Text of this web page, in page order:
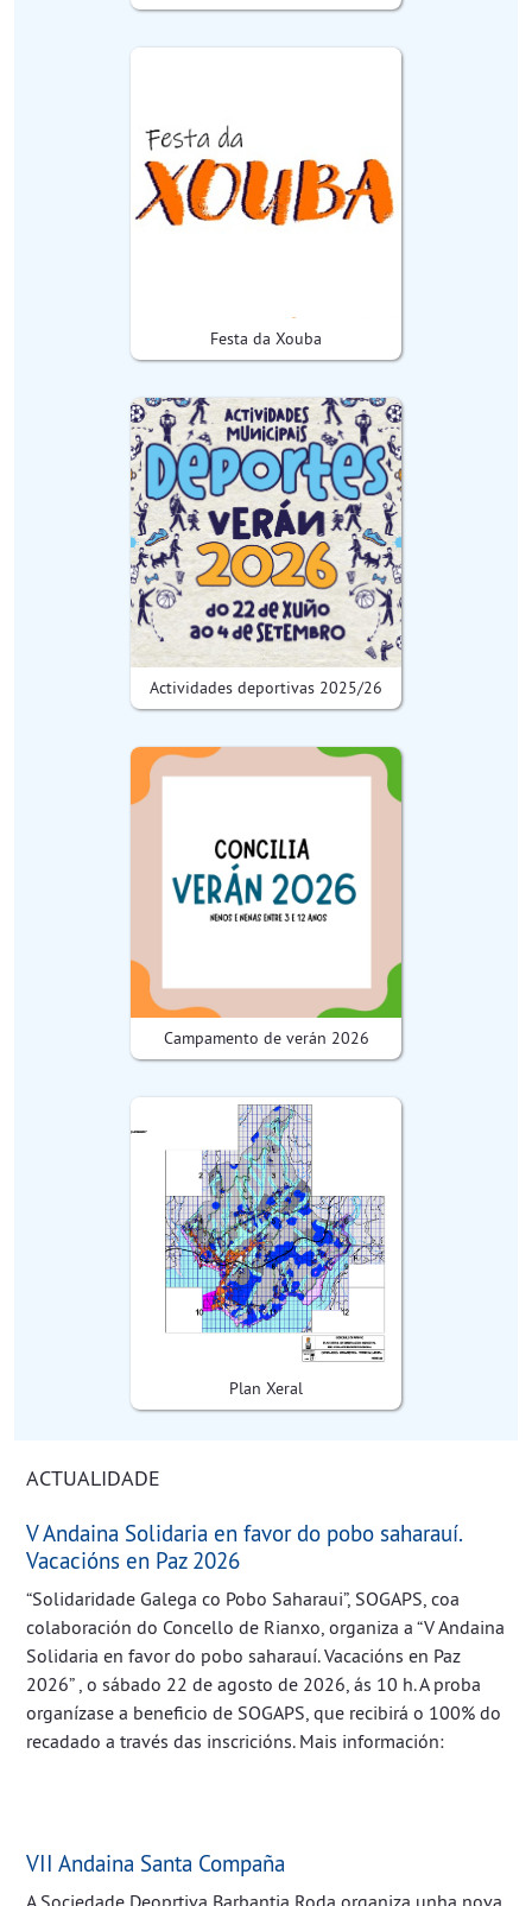
Festa da Xouba
Actividades deportivas 2025/26
Campamento de verán 2026
Plan Xeral
ACTUALIDADE
V Andaina Solidaria en favor do pobo saharauí.
Vacacións en Paz 2026
“Solidaridade Galega co Pobo Saharaui”, SOGAPS, coa
colaboración do Concello de Rianxo, organiza a “V Andaina
Solidaria en favor do pobo saharauí. Vacacións en Paz
2026” , o sábado 22 de agosto de 2026, ás 10 h. A proba
organízase a beneficio de SOGAPS, que recibirá o 100% do
recadado a través das inscricións. Mais información:
VII Andaina Santa Compaña
A Sociedade Deoprtiva Barbantia Roda organiza unha nova